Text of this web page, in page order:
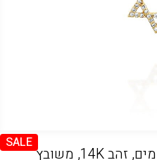
SALE
תליון מגן דוד משובץ יהלומים, זהב 14K, משובץ